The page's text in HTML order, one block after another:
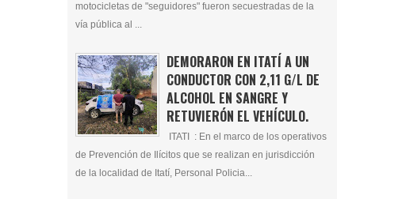
motocicletas de "seguidores" fueron secuestradas de la
vía pública al ...
DEMORARON EN ITATÍ A UN
CONDUCTOR CON 2,11 G/L DE
ALCOHOL EN SANGRE Y
RETUVIERÓN EL VEHÍCULO.
ITATI : En el marco de los operativos
de Prevención de Ilícitos que se realizan en jurisdicción
de la localidad de Itatí, Personal Policia...